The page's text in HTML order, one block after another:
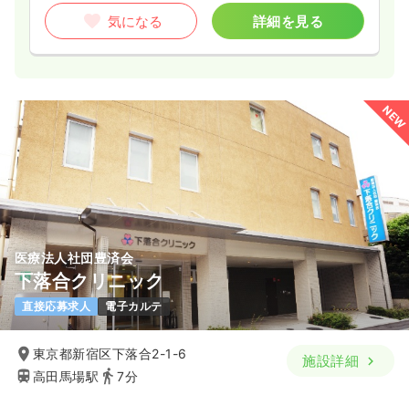
気になる 詳細を見る
NEW
医療法人社団豊済会
下落合クリニック
直接応募求人 電子カルテ
東京都新宿区下落合2-1-6
高田馬場駅
7分
施設詳細